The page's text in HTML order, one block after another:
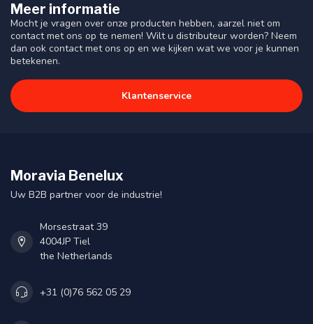
Meer informatie
Mocht je vragen over onze producten hebben, aarzel niet om
contact met ons op te nemen! Wilt u distributeur worden? Neem
dan ook contact met ons op en we kijken wat we voor je kunnen
betekenen.
Klantenservice
Moravia Benelux
Uw B2B partner voor de industrie!
Morsestraat 39
4004JP Tiel
the Netherlands
+31 (0)76 562 05 29